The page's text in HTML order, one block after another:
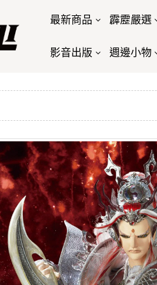
最新商品 霹靂嚴選
影音出版 週邊小物